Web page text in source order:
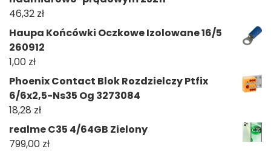
46,32 zł
Haupa Końcówki Oczkowe Izolowane 16/5
260912
1,00 zł
Phoenix Contact Blok Rozdzielczy Ptfix
6/6x2,5-Ns35 Og 3273084
18,28 zł
realme C35 4/64GB Zielony
799,00 zł